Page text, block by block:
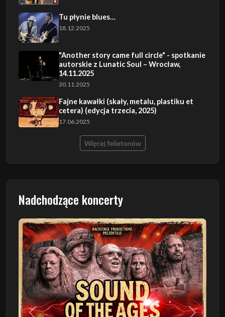
Tu płynie blues…
18.12.2025
"Another story came full circle" - spotkanie
autorskie z Lunatic Soul – Wrocław,
14.11.2025
30.11.2025
Fajne kawałki (skały, metalu, plastiku et
cetera) (edycja trzecia, 2025)
17.06.2025
Więcej felietonów
Nadchodzące koncerty